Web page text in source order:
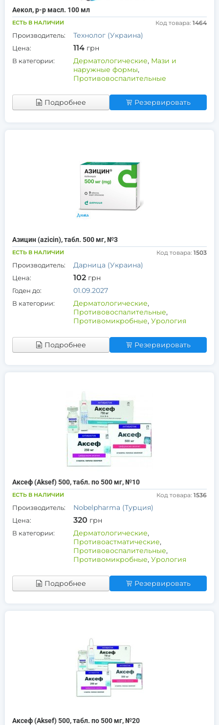
Аекол, р-р масл. 100 мл
ЕСТЬ В НАЛИЧИИ Код товара: 1464
Производитель: Технолог (Украина)
Цена: 114 грн
В категории: Дерматологические, Мази и
наружные формы,
Противовоспалительные
Подробнее Резервировать
Азицин (azicin), табл. 500 мг, №3
ЕСТЬ В НАЛИЧИИ Код товара: 1503
Производитель: Дарница (Украина)
Цена: 102 грн
Годен до: 01.09.2027
В категории: Дерматологические,
Противовоспалительные,
Противомикробные, Урология
Подробнее Резервировать
Аксеф (Aksef) 500, табл. по 500 мг, №10
ЕСТЬ В НАЛИЧИИ Код товара: 1536
Производитель: Nobelpharma (Турция)
Цена: 320 грн
В категории: Дерматологические,
Противоастматические,
Противовоспалительные,
Противомикробные, Урология
Подробнее Резервировать
Аксеф (Aksef) 500, табл. по 500 мг, №20